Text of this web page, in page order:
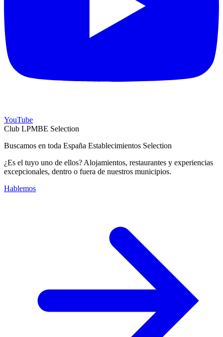
YouTube
Club LPMBE Selection
Buscamos en toda España Establecimientos Selection
¿Es el tuyo uno de ellos? Alojamientos, restaurantes y experiencias
excepcionales, dentro o fuera de nuestros municipios.
Hablemos